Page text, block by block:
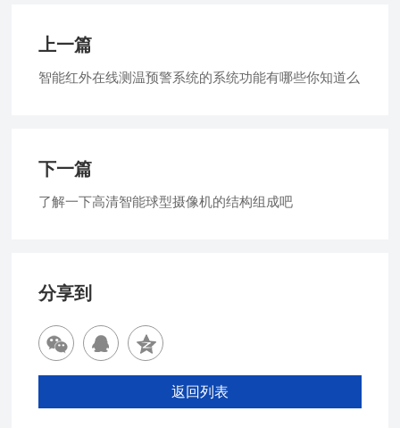
上一篇
智能红外在线测温预警系统的系统功能有哪些你知道么
下一篇
了解一下高清智能球型摄像机的结构组成吧
分享到
返回列表